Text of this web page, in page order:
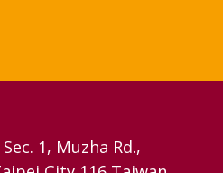
1, Muzha Rd.,